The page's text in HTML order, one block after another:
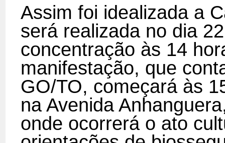
Assim foi idealizada a
será realizada no dia
concentração às 14
manifestação, que
GO/TO, começará às
na Avenida
onde ocorrerá o ato